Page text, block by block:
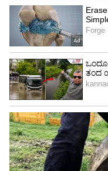
ಸಮಾವೇಶ, 6
ಯಶಸ್‌ಗೌಡ ಟಾಪರ್
ನಾನು ಟಾಪರ್‌ ಆಗ್ತೀನಿ
ನಿರ್ಮಲಾನಂದ
ಆಶೀರ್ವಾದ ಮತ್ತು
ಪಡೆಯಲು
ವರ್ಕ್‌ ಕೂಡ
ಕೇಳಿ